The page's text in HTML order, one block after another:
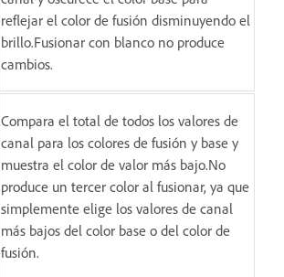
reflejar el color de fusión disminuyendo el
brillo.Fusionar con blanco no produce
cambios.
Compara el total de todos los valores de
canal para los colores de fusión y base y
muestra el color de valor más bajo.No
produce un tercer color al fusionar, ya que
simplemente elige los valores de canal
más bajos del color base o del color de
fusión.